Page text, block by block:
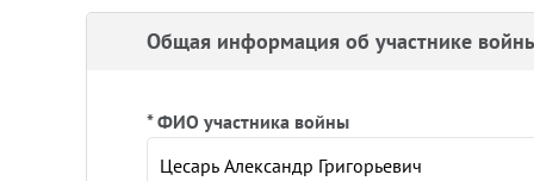
Общая информация об участнике
* ФИО участника войны